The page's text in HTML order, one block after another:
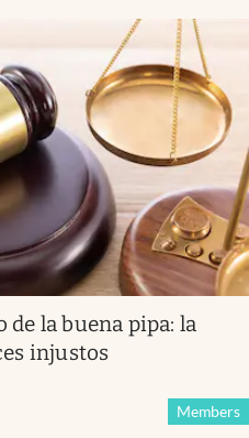
de la buena pipa: la
injustos
Members